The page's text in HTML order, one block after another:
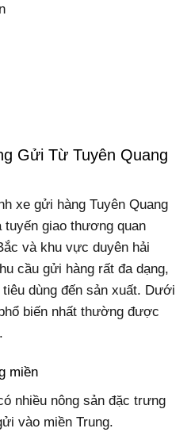
Gửi Từ Tuyên Quang
xe gửi hàng Tuyên Quang
tuyến giao thương quan
và khu vực duyên hải
cầu gửi hàng rất đa dạng,
dùng đến sản xuất. Dưới
biến nhất thường được
miền
nhiều nông sản đặc trưng
vào miền Trung.